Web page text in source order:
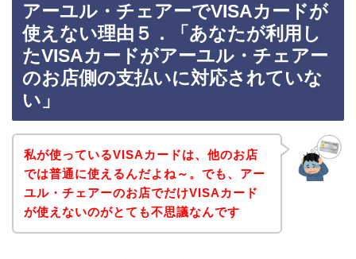
アーユル・チェアーでVISAカードが
使えない理由５．「あなたが利用し
たVISAカードがアーユル・チェアー
のお店側の支払いに対応されていな
い」
私が使っているVISAカードは、他のお店
では普通に使えるんだよね～。でも、アー
ユル・チェアーのお店でだけVISAカード
が使えないのがとても不思議なんです